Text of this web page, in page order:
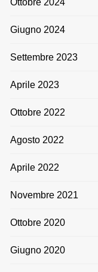
Ottobre 2024
Giugno 2024
Settembre 2023
Aprile 2023
Ottobre 2022
Agosto 2022
Aprile 2022
Novembre 2021
Ottobre 2020
Giugno 2020